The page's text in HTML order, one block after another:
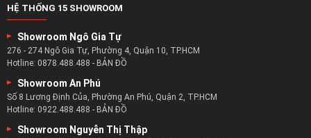
HỆ THỐNG 15 SHOWROOM
276 - 274 Ngô Gia Tự, Phường 4, Quận 10, TP.HCM